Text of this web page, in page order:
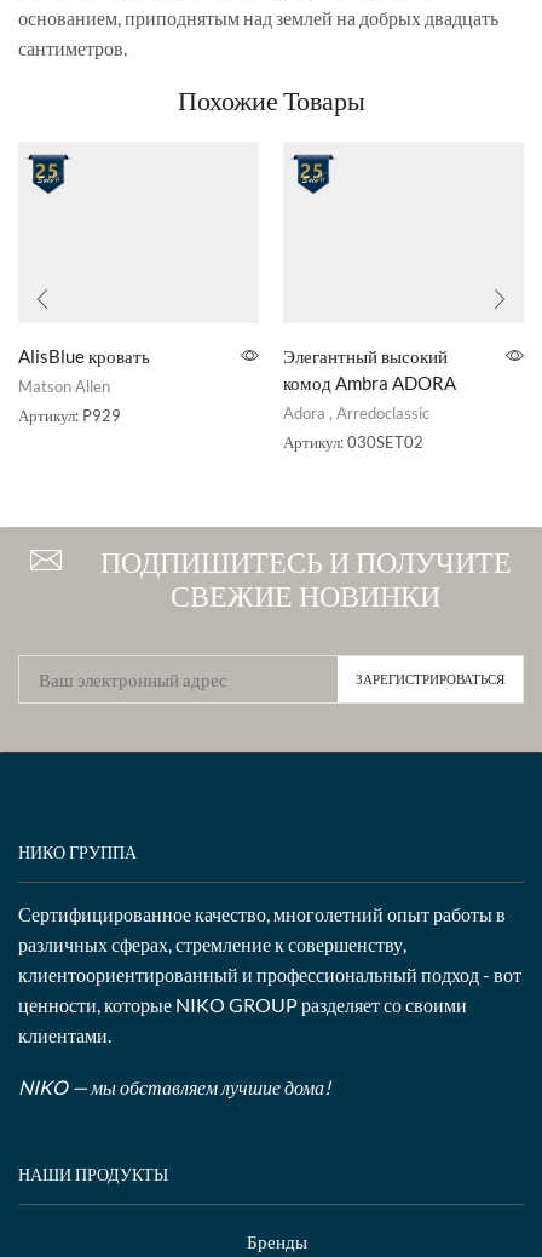
основанием, приподнятым над землей на добрых двадцать
сантиметров.
Похожие Товары
AlisBlue кровать
Matson Allen
Артикул: P929
Элегантный высокий
комод Ambra ADORA
Adora , Arredoclassic
Артикул:030SET02
ПОДПИШИТЕСЬ И ПОЛУЧИТЕ
СВЕЖИЕ НОВИНКИ
НИКО ГРУППА
Сертифицированное качество, многолетний опыт работы в
различных сферах, стремление к совершенству,
клиентоориентированный и профессиональный подход - вот
ценности, которые NIKO GROUP разделяет со своими
клиентами.
NIKO — мы обставляем лучшие дома!
НАШИ ПРОДУКТЫ
Бренды